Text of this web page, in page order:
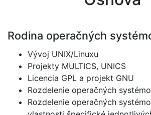
Rodina operačných
Vývoj UNIX/Linuxu
Projekty MULTICS, UNICS
Licencia GPL a projekt GNU
Rozdelenie operačných
Rozdelenie operačných